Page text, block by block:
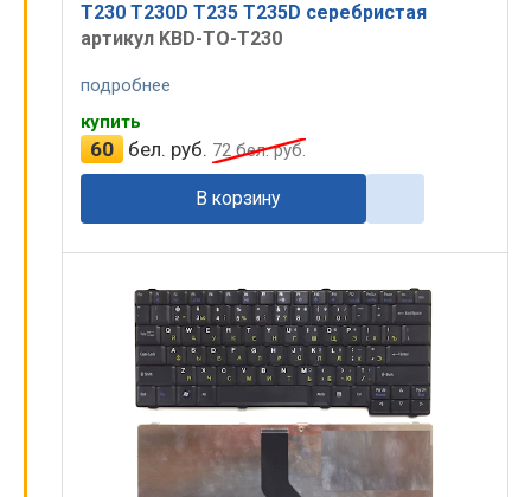
T230 T230D T235 T235D серебристая
артикул KBD-TO-T230
подробнее
купить
60 бел. руб. 72бел. руб.
В корзину